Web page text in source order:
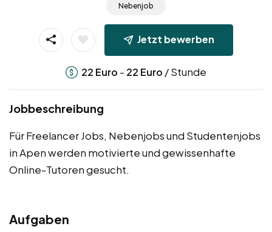
Nebenjob
Jetzt bewerben
22 Euro - 22 Euro / Stunde
Jobbeschreibung
Für Freelancer Jobs, Nebenjobs und Studentenjobs
in Apen werden motivierte und gewissenhafte
Online-Tutoren gesucht.
Aufgaben